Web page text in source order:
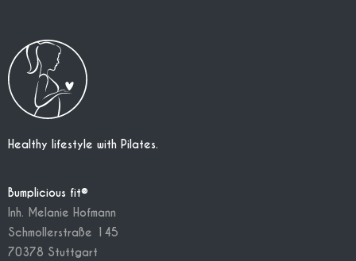
Healthy lifestyle with Pilates.
Bumplicious fit®
Inh. Melanie Hofmann
Schmollerstraße 145
70378 Stuttgart